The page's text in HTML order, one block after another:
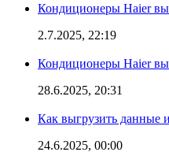
Кондиционеры Haier
2.7.2025, 22:19
Кондиционеры Haier
28.6.2025, 20:31
Как выгрузить данные
24.6.2025, 00:00